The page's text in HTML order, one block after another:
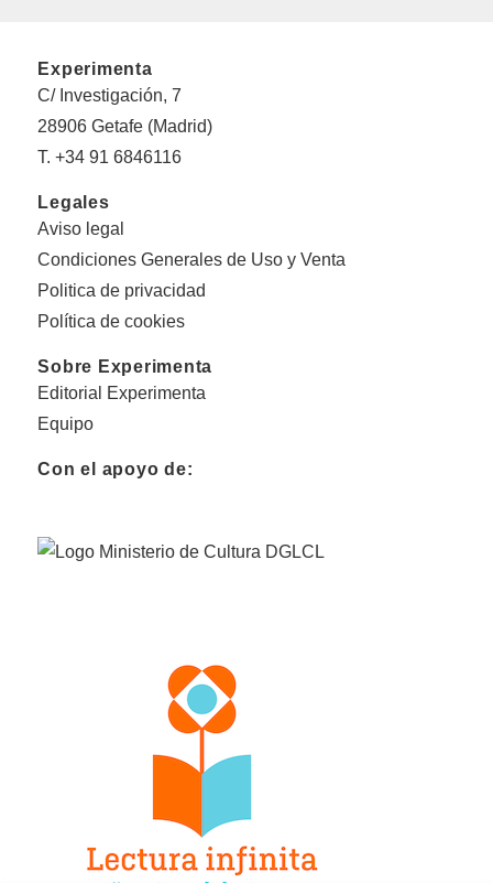
Experimenta
C/ Investigación, 7
28906 Getafe (Madrid)
T. +34 91 6846116
Legales
Aviso legal
Condiciones Generales de Uso y Venta
Politica de privacidad
Política de cookies
Sobre Experimenta
Editorial Experimenta
Equipo
Con el apoyo de: